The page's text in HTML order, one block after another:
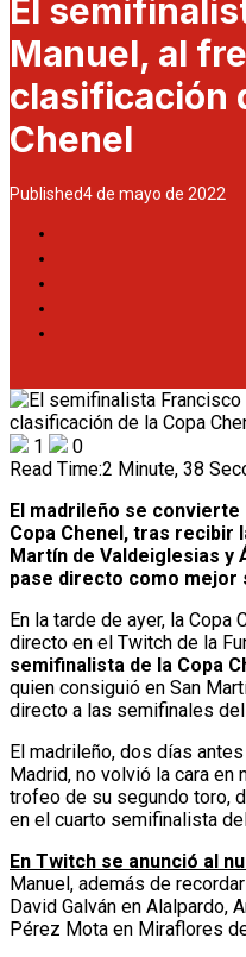
El
Manuel, al
clasificación
Chenel
Published4 de mayo de 2022
1
0
Read Time:2 Minute, 38
El madrileño se
Copa Chenel, tras recibir
Martín de Valdeiglesias y
pase directo como mejor
En la tarde de ayer, la Copa
directo en el Twitch de la
semifinalista de la Copa
quien consiguió en San
directo a las semifinales del
El madrileño, dos días
Madrid, no volvió la cara en
trofeo de su segundo toro,
en el cuarto semifinalista
En Twitch se anunció al
Manuel, además de
David Galván en Alalpardo,
Pérez Mota en Miraflores